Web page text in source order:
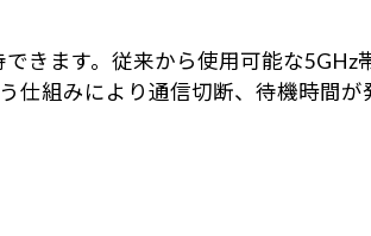
きます。従来から使用可能な
仕組みにより通信切断、待機時間